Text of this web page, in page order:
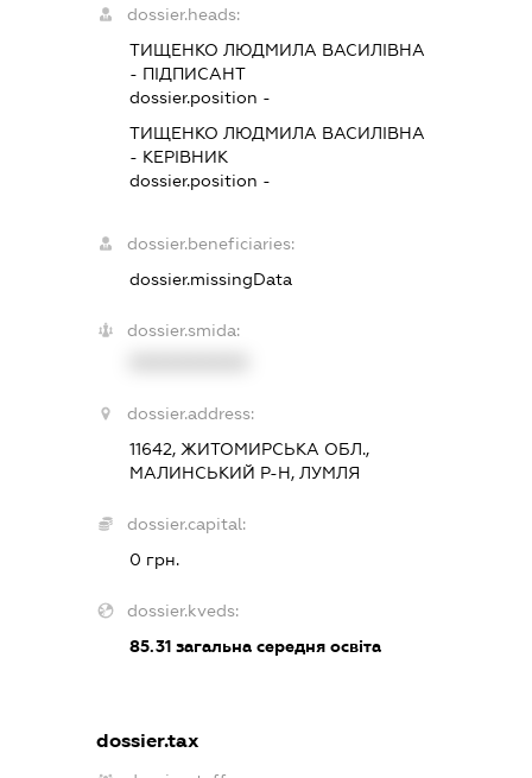
dossier.heads:
ТИЩЕНКО ЛЮДМИЛА ВАСИЛІВНА
- ПІДПИСАНТ
dossier.position -
ТИЩЕНКО ЛЮДМИЛА ВАСИЛІВНА
- КЕРІВНИК
dossier.position -
dossier.beneficiaries:
dossier.missingData
dossier.smida:
dossier.address:
11642, ЖИТОМИРСЬКА ОБЛ.,
МАЛИНСЬКИЙ Р-Н, ЛУМЛЯ
dossier.capital:
0 грн.
dossier.kveds:
85.31загальна середня освіта
dossier.tax